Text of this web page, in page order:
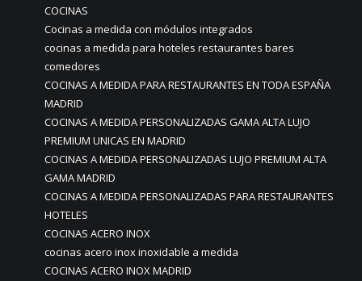
COCINAS
Cocinas a medida con módulos integrados
cocinas a medida para hoteles restaurantes bares
comedores
COCINAS A MEDIDA PARA RESTAURANTES EN TODA ESPAÑA
MADRID
COCINAS A MEDIDA PERSONALIZADAS GAMA ALTA LUJO
PREMIUM UNICAS EN MADRID
COCINAS A MEDIDA PERSONALIZADAS LUJO PREMIUM ALTA
GAMA MADRID
COCINAS A MEDIDA PERSONALIZADAS PARA RESTAURANTES
HOTELES
COCINAS ACERO INOX
cocinas acero inox inoxidable a medida
COCINAS ACERO INOX MADRID